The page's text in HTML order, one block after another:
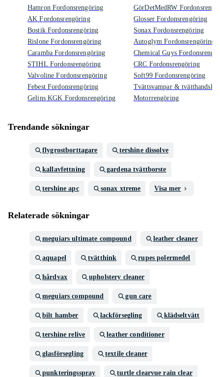
Hamron Fordonsrengöring
AK Fordonsrengöring
Bostik Fordonsrengöring
Rislone Fordonsrengöring
Caramba Fordonsrengöring
STIHL Fordonsrengöring
Valvoline Fordonsrengöring
Febest Fordonsrengöring
Gelins KGK Fordonsrengöring
GörDetMedRW
Glosser Fordonsrengöring
Sonax Fordonsrengöring
Autoglym Fordonsrengöring
Chemical Guys
CRC Fordonsrengöring
Soft99 Fordonsrengöring
Tvättsvampar & tvätthandskar
Motorrengöring
Trendande sökningar
flygrostborttagare tershine dissolve
kallavfettning gardena tvättborste
tershine apc sonax xtreme Visa mer
Relaterade sökningar
meguiars ultimate compound leather cleaner
aquapel tvätthink rupes polermedel
hårdvax upholstery cleaner
meguiars compound gun care
bilt hamber lackförsegling klädseltvätt
tershine relive leather conditioner
glasförsegling textile cleaner
punkteringsspray turtle clearvue rain clear